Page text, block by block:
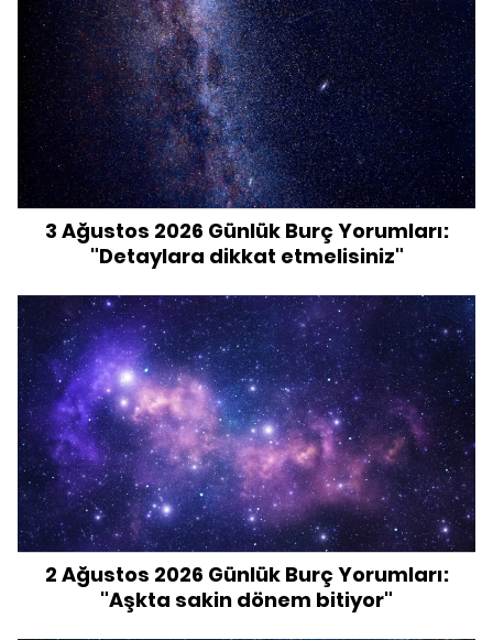
3 Ağustos 2026 Günlük Burç Yorumları:
"Detaylara dikkat etmelisiniz"
2 Ağustos 2026 Günlük Burç Yorumları:
"Aşkta sakin dönem bitiyor"